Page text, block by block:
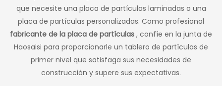
que necesite una placa de partículas laminadas o una
placa de partículas personalizadas. Como profesional
fabricante de la placa de partículas , confíe en la junta de
Haosaisi para proporcionarle un tablero de partículas de
primer nivel que satisfaga sus necesidades de
construcción y supere sus expectativas.